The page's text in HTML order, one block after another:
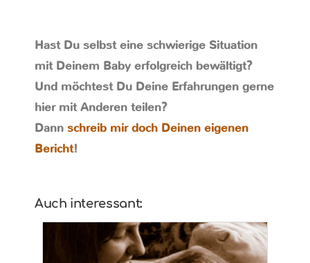
Hast Du selbst eine schwierige Situation
mit Deinem Baby erfolgreich bewältigt?
Und möchtest Du Deine Erfahrungen gerne
hier mit Anderen teilen?
Dann schreib mir doch Deinen eigenen
Bericht!
Auch interessant: